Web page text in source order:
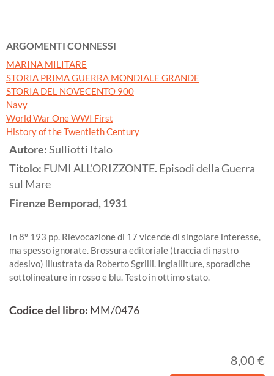
ARGOMENTI CONNESSI
MARINA MILITARE
STORIA PRIMA GUERRA MONDIALE GRANDE
STORIA DEL NOVECENTO 900
Navy
World War One WWI First
History of the Twentieth Century
Autore:Sulliotti Italo
Titolo: FUMI ALL'ORIZZONTE. Episodi della Guerra
sul Mare
Firenze Bemporad,1931
In 8° 193 pp. Rievocazione di 17 vicende di singolare interesse,
ma spesso ignorate. Brossura editoriale (traccia di nastro
adesivo) illustrata da Roberto Sgrilli. Ingialliture, sporadiche
sottolineature in rosso e blu. Testo in ottimo stato.
Codice del libro: MM/0476
8,00 €